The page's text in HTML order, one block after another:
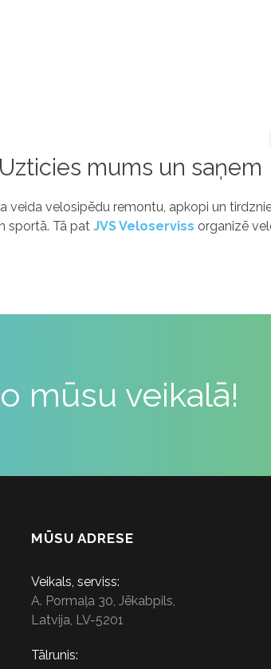
mums un saņem
veida velosipēdu remontu, apkopi un
sportā. Tā patJVS Veloserviss organizē
mūsu veikalā!
MŪSU ADRESE
Veikals, serviss:
A. Pormaļa 30, Jēkabpils,
Latvija, LV-5201
Tālrunis: